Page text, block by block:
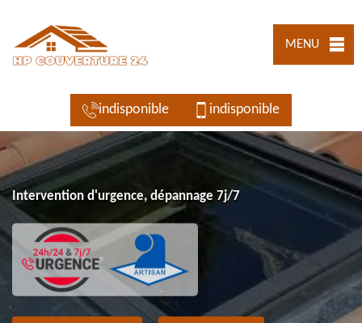
MENU
indisponible indisponible
Intervention d'urgence, dépannage 7j/7